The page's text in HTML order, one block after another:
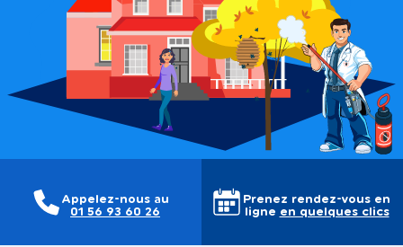
Appelez-nous au
01 56 93 60 26
Prenez rendez-vous en
ligne en quelques clics